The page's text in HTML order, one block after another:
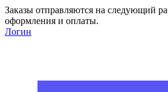
Заказы отправляются на следующий
оформления и оплаты.
Логин